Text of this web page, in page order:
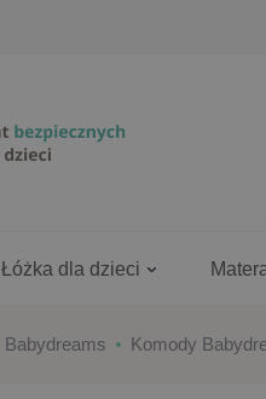
Łóżka dla dzieci
Babydreams Komody